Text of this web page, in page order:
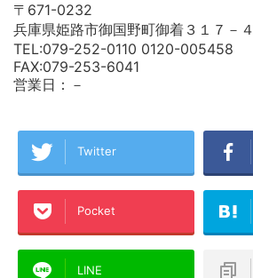
〒671-0232
兵庫県姫路市御国野町御着３１７－４
TEL:079-252-0110 0120-005458
FAX:079-253-6041
営業日：－
Twitter
Pocket
LINE